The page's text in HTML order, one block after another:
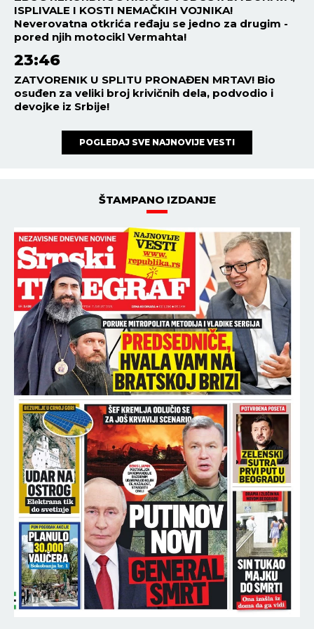
ISPLIVALE I KOSTI NEMAČKIH VOJNIKA!
Neverovatna otkrića ređaju se jedno za drugim -
pored njih motocikl Vermahta!
23:46
ZATVORENIK U SPLITU PRONAĐEN MRTAV! Bio
osuđen za veliki broj krivičnih dela, podvodio i
devojke iz Srbije!
POGLEDAJ SVE NAJNOVIJE VESTI
ŠTAMPANO IZDANJE